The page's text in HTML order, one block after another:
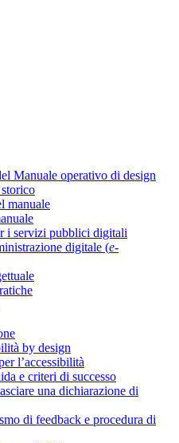
Manuale operativo di design
manuale
i servizi pubblici digitali
digitale (e-
by design
l’accessibilità
e criteri di successo
una dichiarazione di
di feedback e procedura di